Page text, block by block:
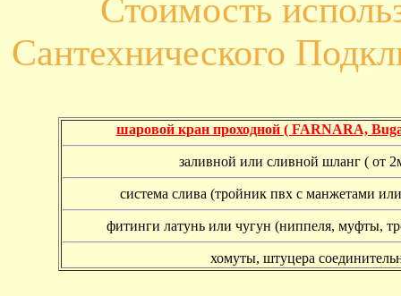
Стоимость
Сантехнического
шаровой кран проходной ( FARNARA,
заливной или сливной шланг ( от
система слива (тройник пвх с манжетами
фитинги латунь или чугун (ниппеля, муфты,
хомуты, штуцера